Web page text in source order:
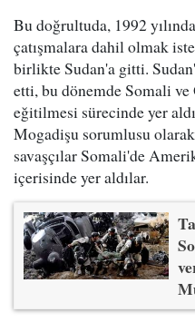
Bu doğrultuda, 1992
çatışmalara dahil olmak
birlikte Sudan'a gitti.
etti, bu dönemde Somali ve
eğitilmesi sürecinde yer
Mogadişu sorumlusu
savaşçılar Somali'de
içerisinde yer aldılar.